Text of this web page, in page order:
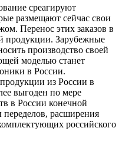
среагируют
размещают сейчас свои
Перенос этих заказов в
продукции. Зарубежные
производство своей
моделью станет
в России.
из России в
выгоден по мере
в России конечной
расширения
российского